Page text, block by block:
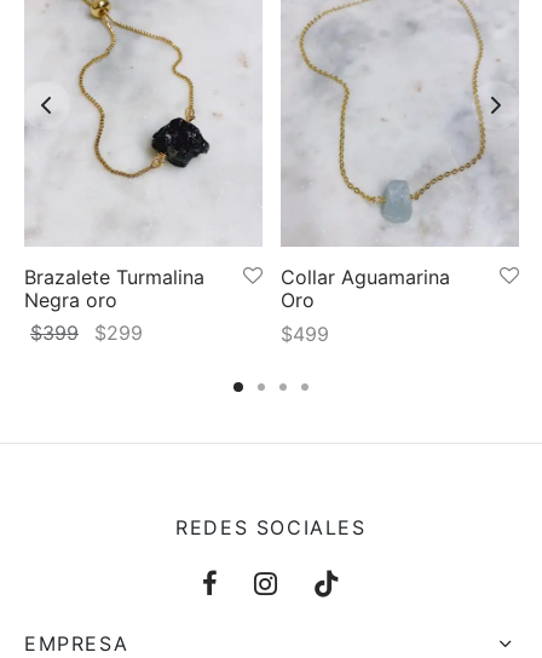
Brazalete Turmalina
Negra oro
$399
El
$299
Collar Aguamarina
Oro
$499
REDES SOCIALES
EMPRESA